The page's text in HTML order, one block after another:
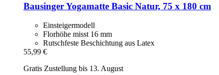
BausingerYogamatte Basic Natur, 75 x 180 cm
Einsteigermodell
Florhöhe misst 16 mm
Rutschfeste Beschichtung aus Latex
55,99 €
Gratis Zustellung bis 13. August